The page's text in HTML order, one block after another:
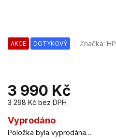
AKCE DOTYKOVÝ Značka:HP
3 990 Kč
3 298 Kč bez DPH
Měrná
cena:
Vyprodáno
Položka byla vyprodána…